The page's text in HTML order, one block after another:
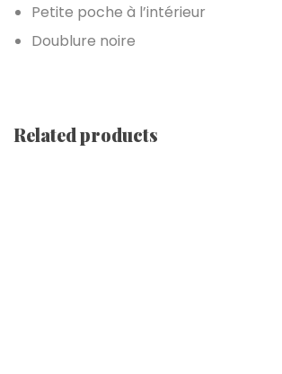
Petite poche à l’intérieur
Doublure noire
Related products